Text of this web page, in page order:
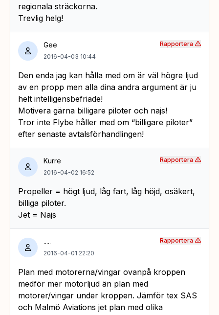
regionala sträckorna.
Trevlig helg!
Gee
2016-04-03 10:44
Den enda jag kan hålla med om är väl högre ljud
av en propp men alla dina andra argument är ju
helt intelligensbefriade!
Motivera gärna billigare piloter och najs!
Tror inte Flybe håller med om “billigare piloter”
efter senaste avtalsförhandlingen!
Rapportera
Kurre
2016-04-02 16:52
Propeller = högt ljud, låg fart, låg höjd, osäkert,
billiga piloter.
Jet = Najs
Rapportera
.....
2016-04-01 22:20
Plan med motorerna/vingar ovanpå kroppen
medför mer motorljud än plan med
motorer/vingar under kroppen. Jämför tex SAS
och Malmö Aviations jet plan med olika
Rapportera